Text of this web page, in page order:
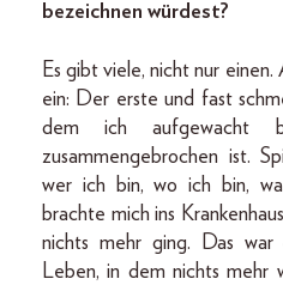
bezeichnen würdest?
Es gibt viele, nicht nur
ein: Der erste und fast
dem ich aufgewacht
zusammengebrochen ist.
wer ich bin, wo ich bin,
brachte mich ins
nichts mehr ging. Das
Leben, in dem nichts mehr